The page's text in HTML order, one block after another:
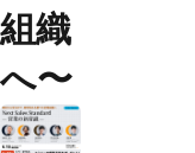
組織
へ〜